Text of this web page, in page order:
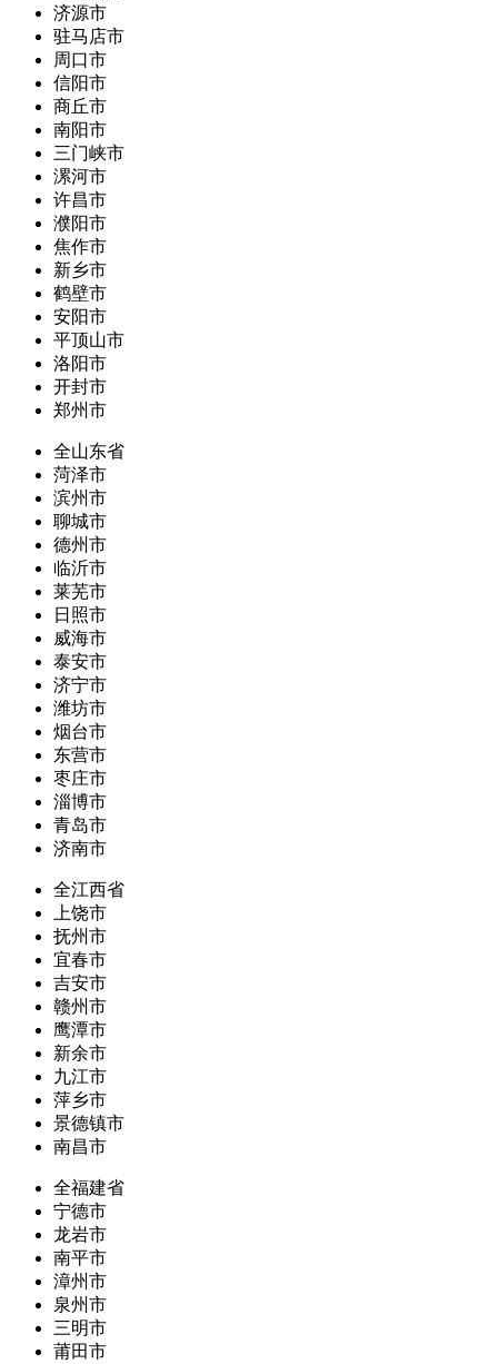
济源市
驻马店市
周口市
信阳市
商丘市
南阳市
三门峡市
漯河市
许昌市
濮阳市
焦作市
新乡市
鹤壁市
安阳市
平顶山市
洛阳市
开封市
郑州市
全山东省
菏泽市
滨州市
聊城市
德州市
临沂市
莱芜市
日照市
威海市
泰安市
济宁市
潍坊市
烟台市
东营市
枣庄市
淄博市
青岛市
济南市
全江西省
上饶市
抚州市
宜春市
吉安市
赣州市
鹰潭市
新余市
九江市
萍乡市
景德镇市
南昌市
全福建省
宁德市
龙岩市
南平市
漳州市
泉州市
三明市
莆田市